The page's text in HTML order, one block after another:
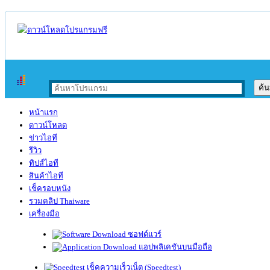
หน้าแรก
ดาวน์โหลด
ข่าวไอที
รีวิว
ทิปส์ไอที
สินค้าไอที
เช็ครอบหนัง
รวมคลิป Thaiware
เครื่องมือ
ซอฟต์แวร์
แอปพลิเคชันบนมือถือ
เช็คความเร็วเน็ต (Speedtest)